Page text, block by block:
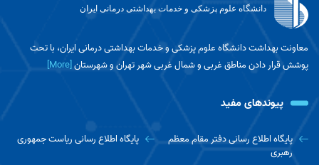
بازرسان بهداشت محیط/ تشدید نظارت بر
بازنگری سند ملی تقویت نظام شبکه با رویکرد
آمادگی استقرار برنامه پزشکی خانواده و نظام ارجاع
دانشگاه علوم پزشکی و خدمات بهداشتی درمانی ایران
معاونت بهداشت دانشگاه علوم پزشکی و خدمات بهداشتی درمانی ایران، با تحت
پوشش قرار دادن مناطق غربی و شمال غربی شهر تهران و شهرستان[More]
پیوندهای مفید
پایگاه اطلاع رسانی دفتر مقام معظم
رهبری
پایگاه اطلاع رسانی ریاست جمهوری